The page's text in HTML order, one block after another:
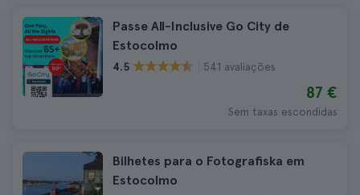
Passe All-Inclusive Go City de
Estocolmo
4.5 541 avaliações
87 €
Sem taxas escondidas
Bilhetes para o Fotografiska em
Estocolmo